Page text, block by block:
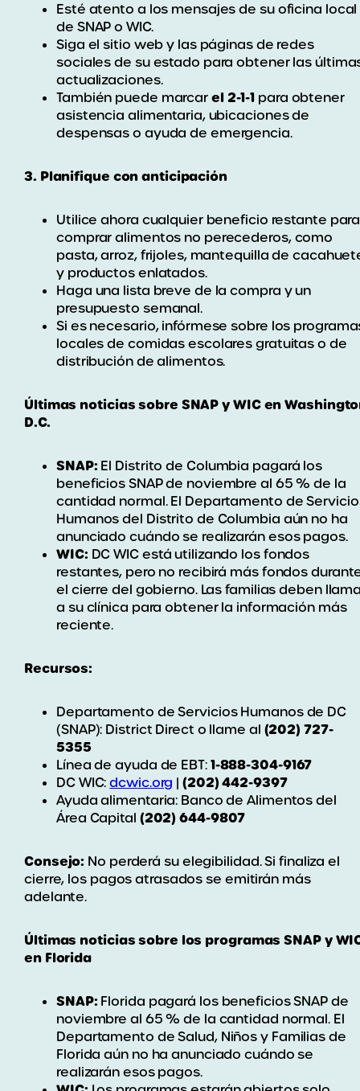
Esté atento a los mensajes de su oficina local
de SNAP o WIC.
Siga el sitio web y las páginas de redes
sociales de su estado para obtener las
actualizaciones.
También puede marcarel 2-1-1 para obtener
asistencia alimentaria, ubicaciones de
despensas o ayuda de emergencia.
3. Planifique con anticipación
Utilice ahora cualquier beneficio restante para
comprar alimentos no perecederos, como
pasta, arroz, frijoles, mantequilla de
y productos enlatados.
Haga una lista breve de la compra y un
presupuesto semanal.
Si es necesario, infórmese sobre los
locales de comidas escolares gratuitas o de
distribución de alimentos.
Últimas noticias sobre SNAP y WIC en
D.C.
SNAP: El Distrito de Columbia pagará los
beneficios SNAP de noviembre al 65 % de la
cantidad normal. El Departamento de
Humanos del Distrito de Columbia aún no ha
anunciado cuándo se realizarán esos pagos.
WIC: DC WIC está utilizando los fondos
restantes, pero no recibirá más fondos
el cierre del gobierno. Las familias deben
a su clínica para obtener la información más
reciente.
Recursos:
Departamento de Servicios Humanos de DC
(SNAP): District Direct o llame al (202) 727-
5355
Línea de ayuda de EBT:1-888-304-9167
DC WIC:dcwic.org |(202) 442-9397
Ayuda alimentaria: Banco de Alimentos del
Área Capital (202) 644-9807
Consejo: No perderá su elegibilidad. Si finaliza el
cierre, los pagos atrasados se emitirán más
adelante.
Últimas noticias sobre los programas SNAP y
en Florida
SNAP: Florida pagará los beneficios SNAP de
noviembre al 65 % de la cantidad normal. El
Departamento de Salud, Niños y Familias de
Florida aún no ha anunciado cuándo se
realizarán esos pagos.